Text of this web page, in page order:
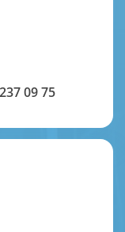
09 75